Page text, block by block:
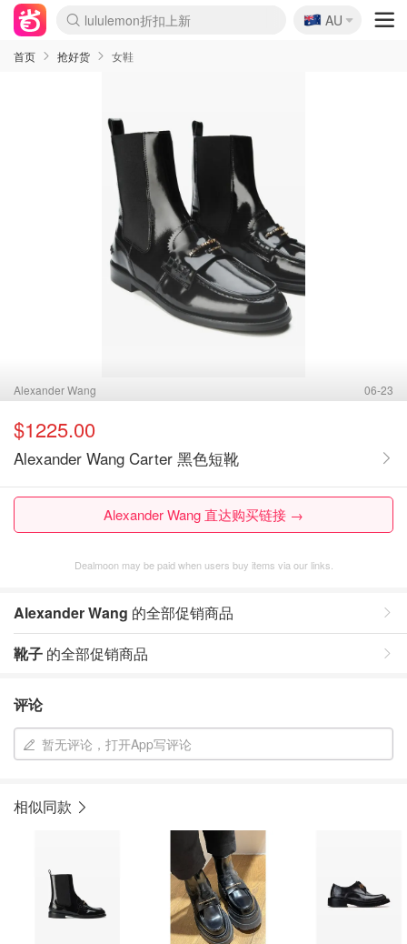
lululemon折扣上新
Sasa美妆护肤3.5折
SSENSE年中3折
FreshBeauty好价汇总
Cettire降价+叠9折
Farfetch折上8折
WWS Coles超市实拍
viagogo二手票捡漏
Myer清仓1折起
The Outnet奢牌1折起
David Jones 3折起
Flannels大牌1折
Perfumes Club护肤1折
AMIRO返校季6.2折
Oweek抽奖送Airpods
Amazon折扣汇总
eToro入金$200送$50
Amazon数码好物
ICONIC本周7.5折
ThedoubleF高奢地板价
Moose Knuckles 6折
丝芙兰5折起
EUFY官网3.7折起
Selenichast首饰2折
Trip机票酒店促销
YSL送5件彩妆礼
Amazon家居好物
BIGBANG巡演开票
David Jones时尚3折
Amazon美妆护肤
雅漾大喷$8
过敏原检测盒$33
伊索独家赠50ml沐浴露
科颜氏清仓3折
SEALIFE海洋馆门票6折
丝塔芙大白罐$16
订阅Newsletter送香薰
Cult Beauty 6.8折
Harrods圣诞日历2.3折
LN-CC奢牌私促3折
d'Alba空姐喷雾$16
EVE LOM套装逆天2折
Bernardelli独家4折
Adore Beauty 6折起
CT圣诞日历
Mytheresa奢品2.7折
Luxury Escapes 9折
Currentbody美容仪9折
卡诗9折+赠4件礼
MOON Garden Live
ALLSAINTS美衣3折
Roborock扫地机3.7折
Tingo Life水杯$24
Valentino官网5折
CR洗发护发6.3折
🇦🇺
AU
首页 抢好货 女鞋
Alexander Wang 06-23
$1225.00
Alexander Wang Carter 黑色短靴
Alexander Wang 直达购买链接 →
Dealmoon may be paid when users buy items via our links.
Alexander Wang 的全部促销商品
靴子 的全部促销商品
评论
暂无评论，打开App写评论
相似同款